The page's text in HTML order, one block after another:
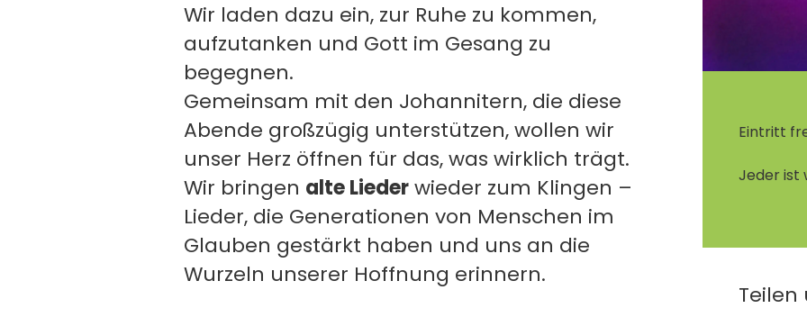
Eintritt
Jeder ist
Teilen
Wir laden dazu ein, zur Ruhe zu kommen,
aufzutanken und Gott im Gesang zu
begegnen.
Gemeinsam mit den Johannitern, die diese
Abende großzügig unterstützen, wollen wir
unser Herz öffnen für das, was wirklich trägt.
Wir bringen alte Liederwieder zum Klingen –
Lieder, die Generationen von Menschen im
Glauben gestärkt haben und uns an die
Wurzeln unserer Hoffnung erinnern.